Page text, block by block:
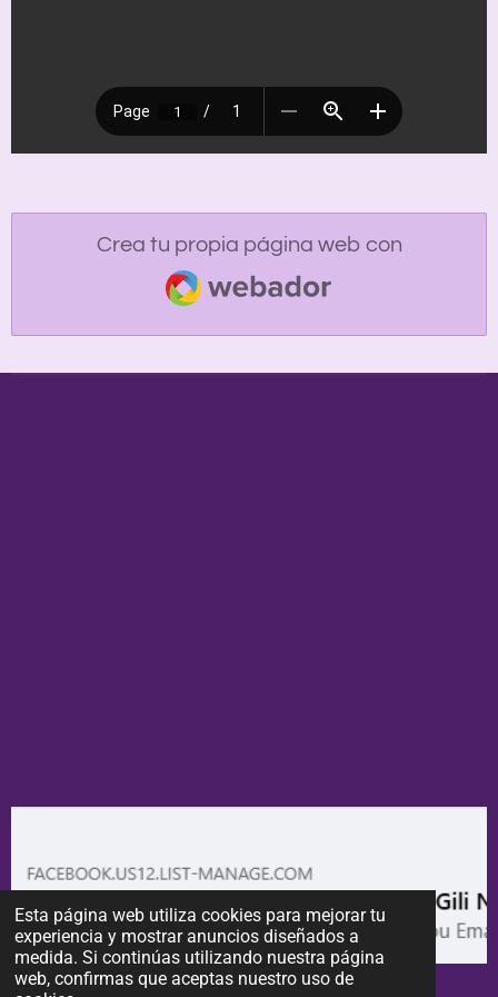
Esta página web utiliza cookies para mejorar tu
experiencia y mostrar anuncios diseñados a
medida. Si continúas utilizando nuestra página
web, confirmas que aceptas nuestro uso de
Crea tu propia página web con
Webador